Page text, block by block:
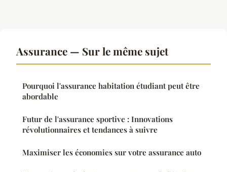
Assurance — Sur le même sujet
Pourquoi l'assurance habitation étudiant peut être
abordable
Futur de l'assurance sportive : Innovations
révolutionnaires et tendances à suivre
Maximiser les économies sur votre assurance auto